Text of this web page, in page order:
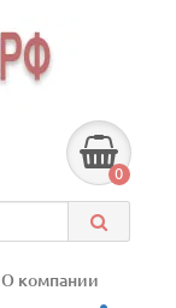
0
О компании